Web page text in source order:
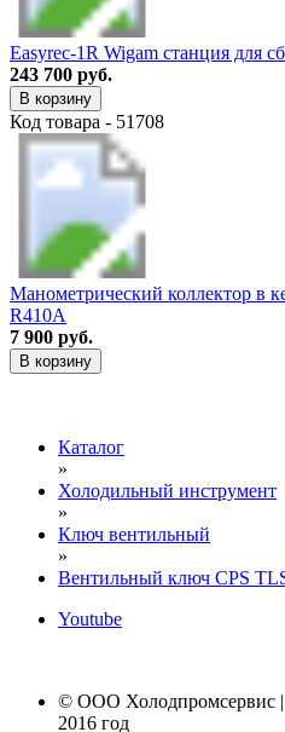
Easyrec-1R Wigam станция для
243 700 руб.
В корзину
Код товара - 51708
Манометрический коллектор в
R410A
7 900 руб.
В корзину
Каталог
»
Холодильный инструмент
»
Ключ вентильный
»
Вентильный ключ CPS
Youtube
© ООО Холодпромсервис |
2016 год